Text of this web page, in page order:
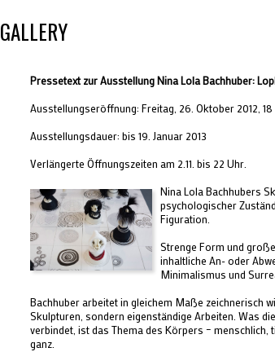
GALLERY
Pressetext zur Ausstellung Nina Lola Bachhuber:
Ausstellungseröffnung: Freitag, 26. Oktober 2012,
Ausstellungsdauer: bis 19. Januar 2013
Verlängerte Öffnungszeiten am 2.11. bis 22 Uhr.
Nina Lola Bachhubers
psychologischer
Figuration.
Strenge Form und
inhaltliche An- oder
Minimalismus und
Bachhuber arbeitet in gleichem Maße zeichnerisch
Skulpturen, sondern eigenständige Arbeiten. Was
verbindet, ist das Thema des Körpers –
ganz.